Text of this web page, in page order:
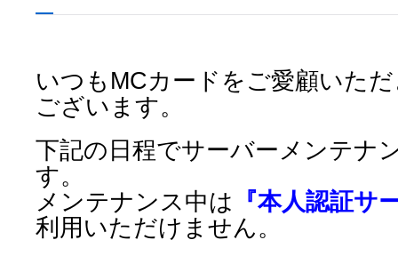
いつもMCカードをご愛顧いた
ございます。
下記の日程でサーバーメンテナ
す。
メンテナンス中は 『本人認証サ
利用いただけません。